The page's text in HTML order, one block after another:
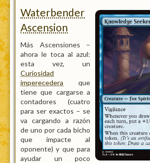
Waterbender
Ascension
Más Ascensiones –
ahora le toca al azul:
esta vez, un
Curiosidad
imperecedera que
tiene que cargarse a
contadores (cuatro
para ser exactos – se
va cargando a razón
de uno por cada bicho
que impacte al
oponente) y que para
ayudar un poco